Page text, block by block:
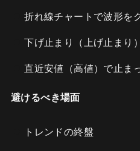
折れ線チャートで波形を
下げ止まり（上げ止まり
直近安値（高値）で止ま
避けるべき場面
トレンドの終盤